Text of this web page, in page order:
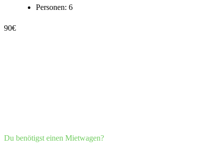
Personen: 6
90€
Du benötigst einen Mietwagen?